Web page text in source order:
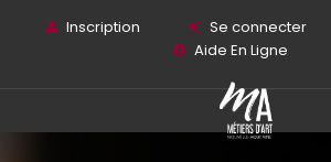
Inscription Se connecter
Aide En Ligne